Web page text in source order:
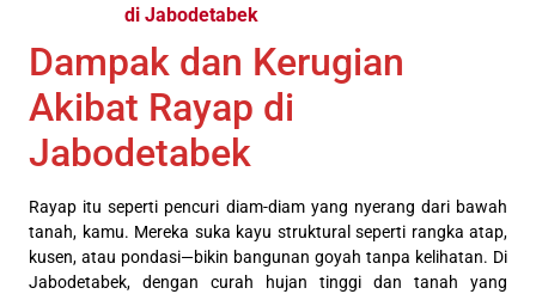
di Jabodetabek
Dampak dan Kerugian
Akibat Rayap di
Jabodetabek
Rayap itu seperti pencuri diam-diam yang nyerang dari bawah
tanah, kamu. Mereka suka kayu struktural seperti rangka atap,
kusen, atau pondasi—bikin bangunan goyah tanpa kelihatan. Di
Jabodetabek, dengan curah hujan tinggi dan tanah yang